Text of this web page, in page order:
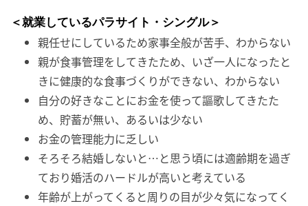
＜就業しているパラサイト・シングル＞
親任せにしているため家事全般が苦手、わからない
親が食事管理をしてきたため、いざ一人になったと
きに健康的な食事づくりができない、わからない
自分の好きなことにお金を使って謳歌してきたた
め、貯蓄が無い、あるいは少ない
お金の管理能力に乏しい
そろそろ結婚しないと…と思う頃には適齢期を過ぎ
ており婚活のハードルが高いと考えている
年齢が上がってくると周りの目が少々気になってく